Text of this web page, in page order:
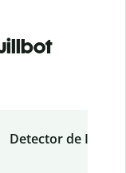
Detector de IA